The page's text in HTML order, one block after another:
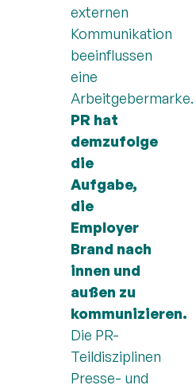
externen
Kommunikation
beeinflussen
eine
Arbeitgebermarke.
PR hat
demzufolge
die
Aufgabe,
die
Employer
Brand nach
innen und
außen zu
kommunizieren.
Die PR-
Teildisziplinen
Presse- und